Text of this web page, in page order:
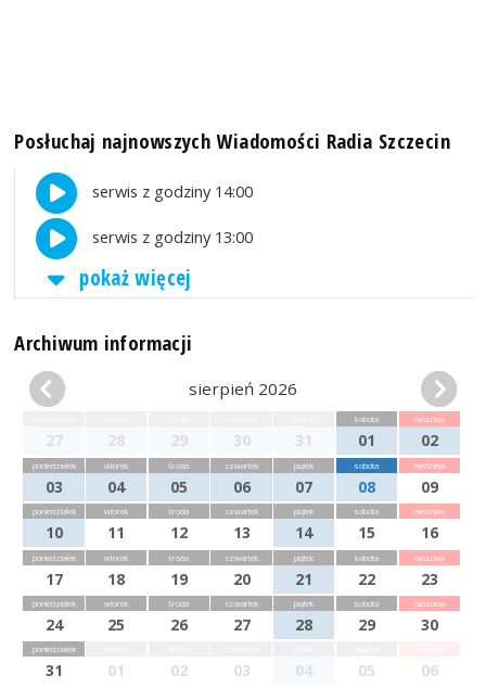
Posłuchaj najnowszych Wiadomości Radia Szczecin
serwis z godziny 14:00
serwis z godziny 13:00
pokaż więcej
Archiwum informacji
sierpień 2026
27 28 29 30 31
sobota
01
niedziela
02
poniedziałek
03
wtorek
04
środa
05
czwartek
06
piątek
07
sobota
08
niedziela
09
poniedziałek
10
wtorek
11
środa
12
czwartek
13
piątek
14
sobota
15
niedziela
16
poniedziałek
17
wtorek
18
środa
19
czwartek
20
piątek
21
sobota
22
niedziela
23
poniedziałek
24
wtorek
25
środa
26
czwartek
27
piątek
28
sobota
29
niedziela
30
poniedziałek
31 01 02 03 04 05 06